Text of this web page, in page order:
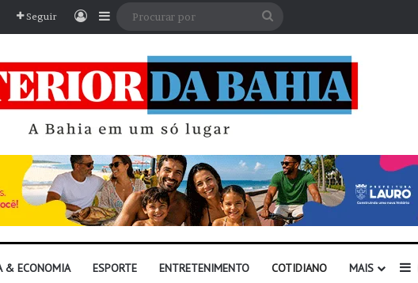
Seguir EntrarBarra Lateral
& ECONOMIA ESPORTE ENTRETENIMENTO COTIDIANO MAIS